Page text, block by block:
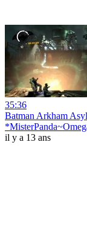
35:36
Batman Arkham
il y a 13 ans